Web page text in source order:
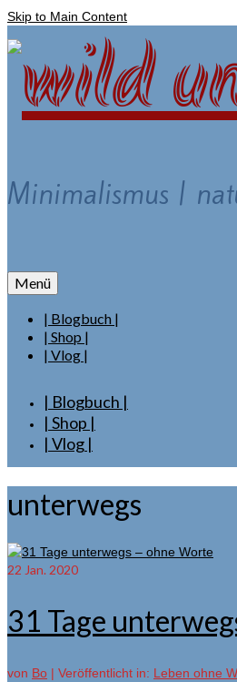
Skip to Main Content
Minimalismus |
Menü
| Blogbuch |
| Shop |
| Vlog |
| Blogbuch |
| Shop |
| Vlog |
unterwegs
22 Jan. 2020
31 Tage
von Bo | Veröffentlicht in: Leben ohne